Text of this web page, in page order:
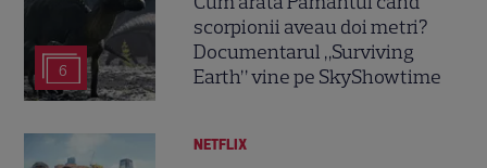
6
scorpionii aveau doi metri?
Documentarul „Surviving
Earth” vine pe SkyShowtime
NETFLIX